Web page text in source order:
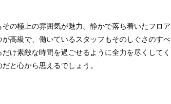
の極上の雰囲気が魅力。静かで落ち着いたフロア
高級で、働いているスタッフもそのしぐさのすべ
け素敵な時間を過ごせるように全力を尽くしてく
と心から思えるでしょう。